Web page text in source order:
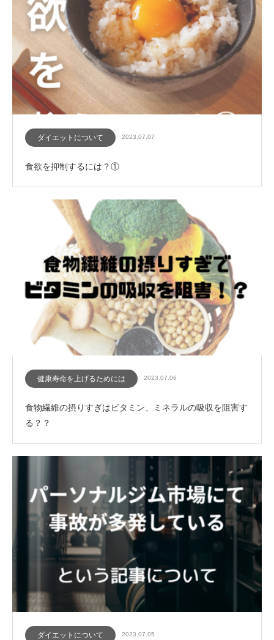
ダイエットについて 2023.07.07
食欲を抑制するには？①
健康寿命を上げるためには 2023.07.06
食物繊維の摂りすぎはビタミン、ミネラルの吸収を阻害す
る？？
ダイエットについて 2023.07.05